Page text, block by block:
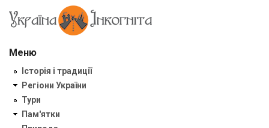
Меню
Історія і традиції
Регіони України
Тури
Пам'ятки